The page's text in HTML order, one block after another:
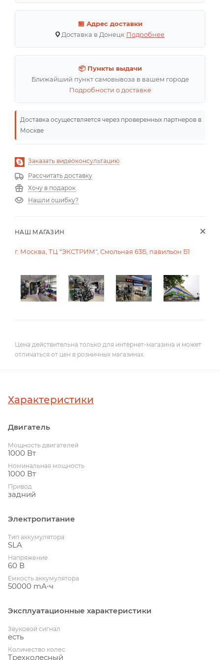
🏪 Адрес доставки
Доставка в Донецк Подробнее
📦 Пункты выдачи
Ближайший пункт самовывоза в вашем городе
Подробности о доставке
Доставка осуществляется через проверенных партнеров в
Москве
Заказать видеоконсультацию
Рассчитать доставку
Хочу в подарок
Нашли ошибку?
НАШ МАГАЗИН
г. Москва, ТЦ "ЭКСТРИМ", Смольная 63Б, павильон Б1
Цена действительна только для интернет-магазина и может
отличаться от цен в розничных магазинах
Характеристики
Двигатель
Мощность двигателей
1000 Вт
Номинальная мощность
1000 Вт
Привод
задний
Электропитание
Тип аккумулятора
SLA
Напряжение
60 В
Емкость аккумулятора
50000 mА⋅ч
Эксплуатационные характеристики
Звуковой сигнал
есть
Количество колес
Трехколесный